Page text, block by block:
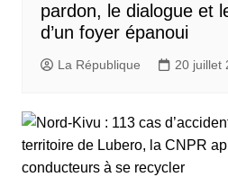
pardon, le dialogue et
d’un foyer épanoui
La République 20 juillet